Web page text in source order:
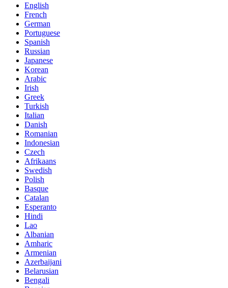
English
French
German
Portuguese
Spanish
Russian
Japanese
Korean
Arabic
Irish
Greek
Turkish
Italian
Danish
Romanian
Indonesian
Czech
Afrikaans
Swedish
Polish
Basque
Catalan
Esperanto
Hindi
Lao
Albanian
Amharic
Armenian
Azerbaijani
Belarusian
Bengali